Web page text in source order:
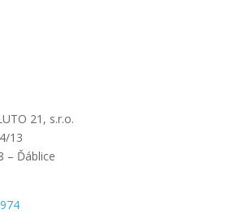
21, s.r.o.
13
– Ďáblice